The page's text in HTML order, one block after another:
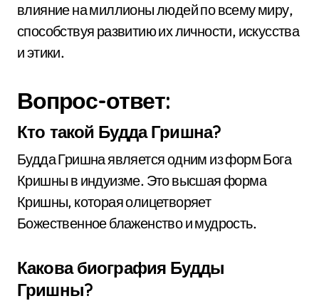
влияние на миллионы людей по всему миру,
способствуя развитию их личности, искусства
и этики.
Вопрос-ответ:
Кто такой Будда Гришна?
Будда Гришна является одним из форм Бога
Кришны в индуизме. Это высшая форма
Кришны, которая олицетворяет
Божественное блаженство и мудрость.
Какова биография Будды
Гришны?